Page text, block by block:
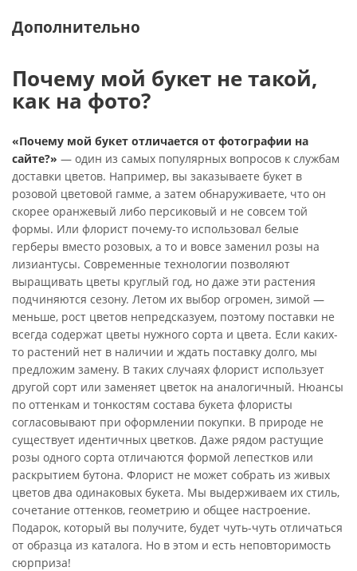
Дополнительно
Почему мой букет не такой,
как на фото?
«Почему мой букет отличается от фотографии на
сайте?» — один из самых популярных вопросов к службам
доставки цветов. Например, вы заказываете букет в
розовой цветовой гамме, а затем обнаруживаете, что он
скорее оранжевый либо персиковый и не совсем той
формы. Или флорист почему-то использовал белые
герберы вместо розовых, а то и вовсе заменил розы на
лизиантусы. Современные технологии позволяют
выращивать цветы круглый год, но даже эти растения
подчиняются сезону. Летом их выбор огромен, зимой —
меньше, рост цветов непредсказуем, поэтому поставки не
всегда содержат цветы нужного сорта и цвета. Если каких-
то растений нет в наличии и ждать поставку долго, мы
предложим замену. В таких случаях флорист использует
другой сорт или заменяет цветок на аналогичный. Нюансы
по оттенкам и тонкостям состава букета флористы
согласовывают при оформлении покупки. В природе не
существует идентичных цветков. Даже рядом растущие
розы одного сорта отличаются формой лепестков или
раскрытием бутона. Флорист не может собрать из живых
цветов два одинаковых букета. Мы выдерживаем их стиль,
сочетание оттенков, геометрию и общее настроение.
Подарок, который вы получите, будет чуть-чуть отличаться
от образца из каталога. Но в этом и есть неповторимость
сюрприза!